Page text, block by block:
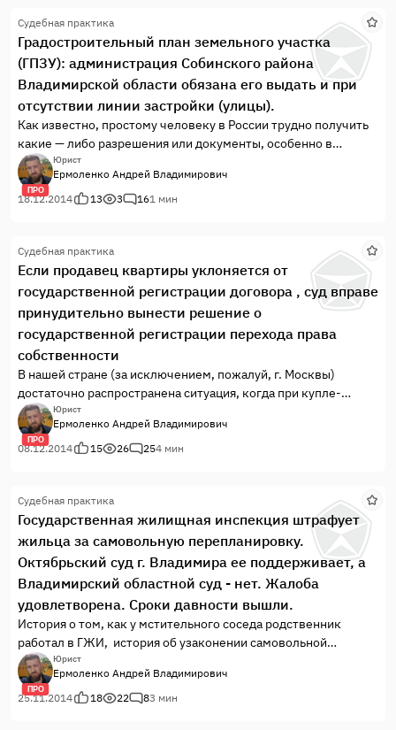
Судебная практика
Градостроительный план земельного участка
(ГПЗУ): администрация Собинского района
Владимирской области обязана его выдать и при
отсутствии линии застройки (улицы).
Как известно, простому человеку в России трудно получить
какие — либо разрешения или документы, особенно в
земельной сфере и области градостроительства.
ПРО
Юрист
Ермоленко Андрей Владимирович
18.12.2014
13 3 161 мин
Судебная практика
Если продавец квартиры уклоняется от
государственной регистрации договора , суд вправе
принудительно вынести решение о
государственной регистрации перехода права
собственности
В нашей стране (за исключением, пожалуй, г. Москвы)
достаточно распространена ситуация, когда при купле-
продаже квартиры покупатель передает (или перечисляет)
деньги продавцу еще до государственной регистрации
договора купли-продажи и перехода права собственности на
ПРО
Юрист
Ермоленко Андрей Владимирович
08.12.2014
15 26 254 мин
Судебная практика
Государственная жилищная инспекция штрафует
жильца за самовольную перепланировку.
Октябрьский суд г. Владимира ее поддерживает, а
Владимирский областной суд - нет. Жалоба
удовлетворена. Сроки давности вышли.
История о том, как у мстительного соседа родственник
работал в ГЖИ, история об узаконении самовольной
перепланировке и обжаловании административного штрафа.
В этом деле принцип для Доверителя оказался важнее
суммы штрафа.
ПРО
Юрист
Ермоленко Андрей Владимирович
25.11.2014
18 22 83 мин